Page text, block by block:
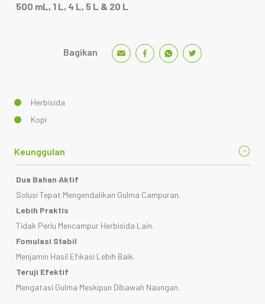
500 mL, 1 L, 4 L, 5 L & 20 L
Bagikan
Herbisida
Kopi
Keunggulan
Dua Bahan Aktif
Solusi Tepat Mengendalikan Gulma Campuran.
Lebih Praktis
Tidak Perlu Mencampur Herbisida Lain.
Fomulasi Stabil
Menjamin Hasil Efikasi Lebih Baik.
Teruji Efektif
Mengatasi Gulma Meskipun Dibawah Naungan.